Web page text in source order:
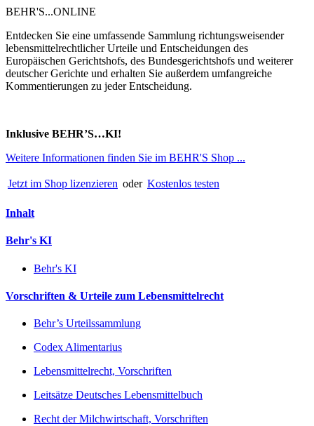
BEHR'S...ONLINE
Entdecken Sie eine umfassende Sammlung richtungsweisender
lebensmittelrechtlicher Urteile und Entscheidungen des
Europäischen Gerichtshofs, des Bundesgerichtshofs und weiterer
deutscher Gerichte und erhalten Sie außerdem umfangreiche
Kommentierungen zu jeder Entscheidung.
Inklusive BEHR’S…KI!
Weitere Informationen finden Sie im BEHR'S Shop ...
Jetzt im Shop lizenzieren oder Kostenlos testen
Inhalt
Behr's KI
Behr's KI
Vorschriften & Urteile zum Lebensmittelrecht
Behr’s Urteilssammlung
Codex Alimentarius
Lebensmittelrecht, Vorschriften
Leitsätze Deutsches Lebensmittelbuch
Recht der Milchwirtschaft, Vorschriften